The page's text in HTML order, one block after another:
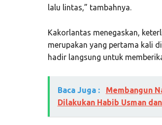
lalu lintas,” tambahnya.
Kakorlantas menegaskan,
merupakan yang pertama kali
hadir langsung untuk
Baca Juga :
Membangun
Dilakukan Habib Usman